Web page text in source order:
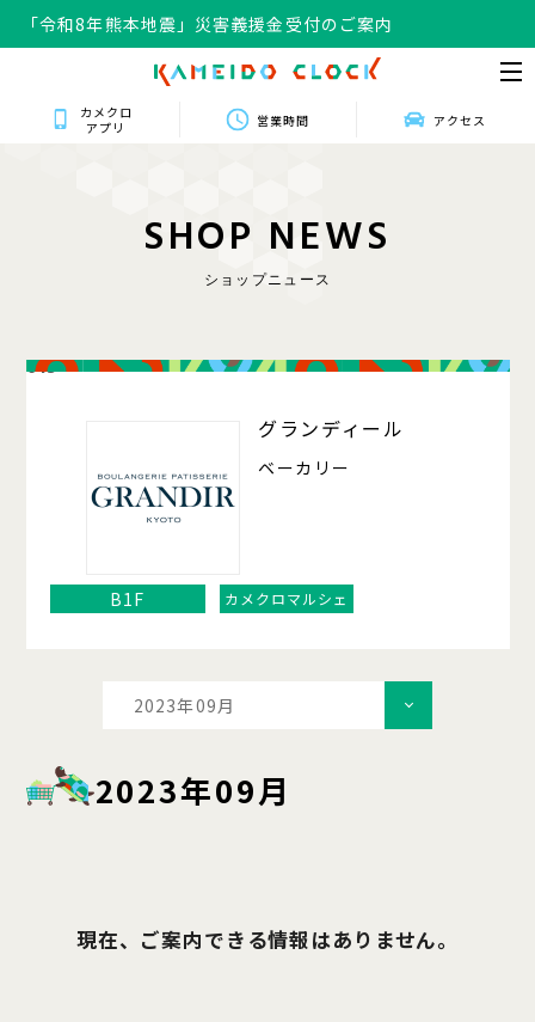
「令和8年熊本地震」災害義援金受付のご案内
カメクロ
アプリ
営業時間 アクセス
SHOP NEWS
ショップニュース
013
グランディール
ベーカリー
B1F カメクロマルシェ
2023年09月
2023年09月
現在、ご案内できる情報はありません。